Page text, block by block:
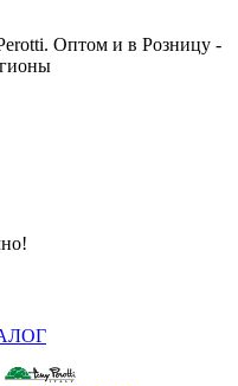
Оптом и в Розницу -